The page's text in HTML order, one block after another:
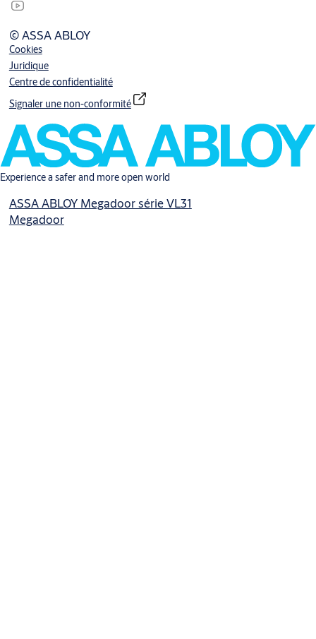
© ASSA ABLOY
Cookies
Juridique
Centre de confidentialité
Signaler une non-conformité
Experience a safer and more open world
ASSA ABLOY Megadoor série VL31
Megadoor